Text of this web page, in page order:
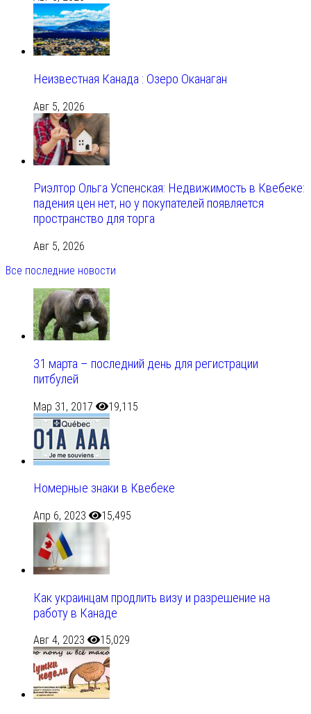
Неизвестная Канада : Озеро Оканаган
Авг 5, 2026
Риэлтор Ольга Успенская: Недвижимость в Квебеке:
падения цен нет, но у покупателей появляется
пространство для торга
Авг 5, 2026
Все последние новости
31 марта – последний день для регистрации
питбулей
Мар 31, 2017 19,115
Номерные знаки в Квебеке
Апр 6, 2023 15,495
Как украинцам продлить визу и разрешение на
работу в Канаде
Авг 4, 2023 15,029